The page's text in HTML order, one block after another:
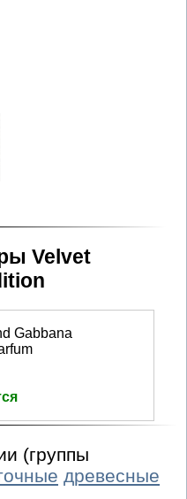
Velvet
Gabbana
(группы
древесные